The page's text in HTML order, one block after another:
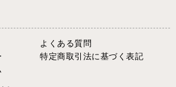
よくある質問
特定商取引法に基づく表記